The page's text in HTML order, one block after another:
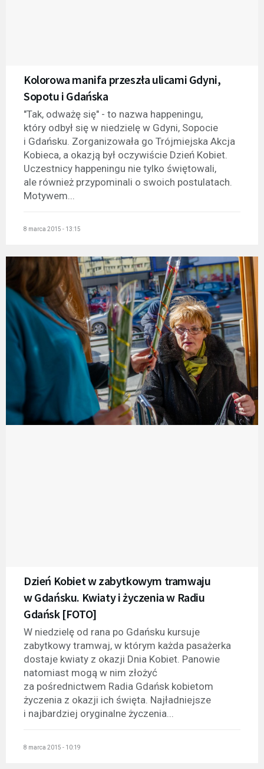
Kolorowa manifa przeszła ulicami Gdyni,
Sopotu i Gdańska
"Tak, odważę się" - to nazwa happeningu,
który odbył się w niedzielę w Gdyni, Sopocie
i Gdańsku. Zorganizowała go Trójmiejska Akcja
Kobieca, a okazją był oczywiście Dzień Kobiet.
Uczestnicy happeningu nie tylko świętowali,
ale również przypominali o swoich postulatach.
Motywem...
8 marca 2015 - 13:15
Dzień Kobiet w zabytkowym tramwaju
w Gdańsku. Kwiaty i życzenia w Radiu
Gdańsk [FOTO]
W niedzielę od rana po Gdańsku kursuje
zabytkowy tramwaj, w którym każda pasażerka
dostaje kwiaty z okazji Dnia Kobiet. Panowie
natomiast mogą w nim złożyć
za pośrednictwem Radia Gdańsk kobietom
życzenia z okazji ich święta. Najładniejsze
i najbardziej oryginalne życzenia...
8 marca 2015 - 10:19